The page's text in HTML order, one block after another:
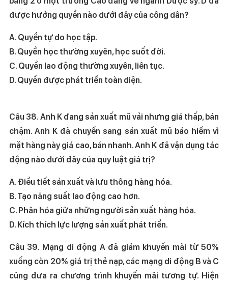
được hưởng quyền nào dưới đây của công dân?
A. Quyền tự do học tập.
B. Quyền học thường xuyên, học suốt đời.
C. Quyền lao động thường xuyên, liên tục.
D. Quyền được phát triển toàn diện.
Câu 38. Anh K đang sản xuất mũ vải nhưng giá thấp, bán
chậm. Anh K đã chuyển sang sản xuất mũ bảo hiểm vì
mặt hàng này giá cao, bán nhanh. Anh K đã vận dụng tác
động nào dưới đây của quy luật giá trị?
A. Điều tiết sản xuất và lưu thông hàng hóa.
B. Tạo năng suất lao động cao hơn.
C. Phân hóa giữa những người sản xuất hàng hóa.
D. Kích thích lực lượng sản xuất phát triển.
Câu 39. Mạng di động A đã giảm khuyến mãi từ 50%
xuống còn 20% giá trị thẻ nạp, các mạng di động B và C
cũng đưa ra chương trình khuyến mãi tương tự. Hiện